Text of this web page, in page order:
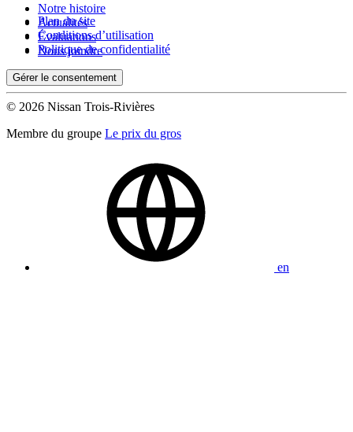
Notre histoire
Actualités
Évaluations
Nous joindre
Plan du site
Conditions d’utilisation
Politique de confidentialité
Gérer le consentement
© 2026 Nissan Trois-Rivières
Membre du groupe Le prix du gros
en